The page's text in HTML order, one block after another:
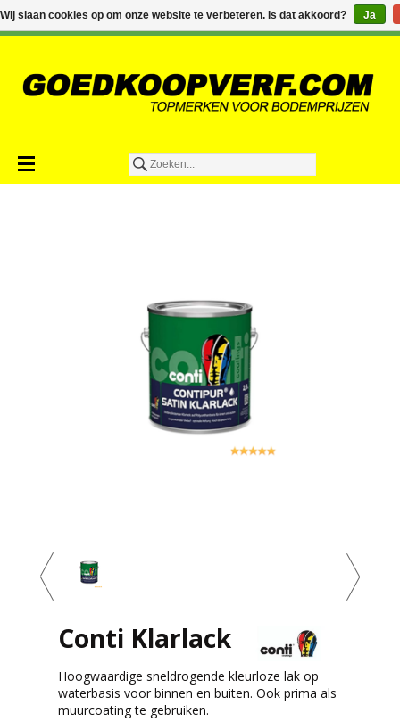
€0,00
Conti Klarlack
Hoogwaardige sneldrogende kleurloze lak op
waterbasis voor binnen en buiten. Ook prima als
muurcoating te gebruiken.
Toevoegen aan winkelwagen
Wij slaan cookies op om onze website te verbeteren. Is dat akkoord? Ja